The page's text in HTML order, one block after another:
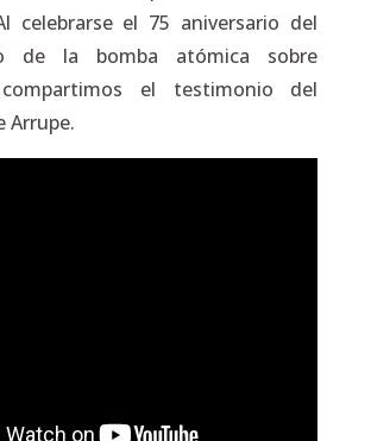
celebrarse el 75 aniversario del
de la bomba atómica sobre
el testimonio del
Arrupe.